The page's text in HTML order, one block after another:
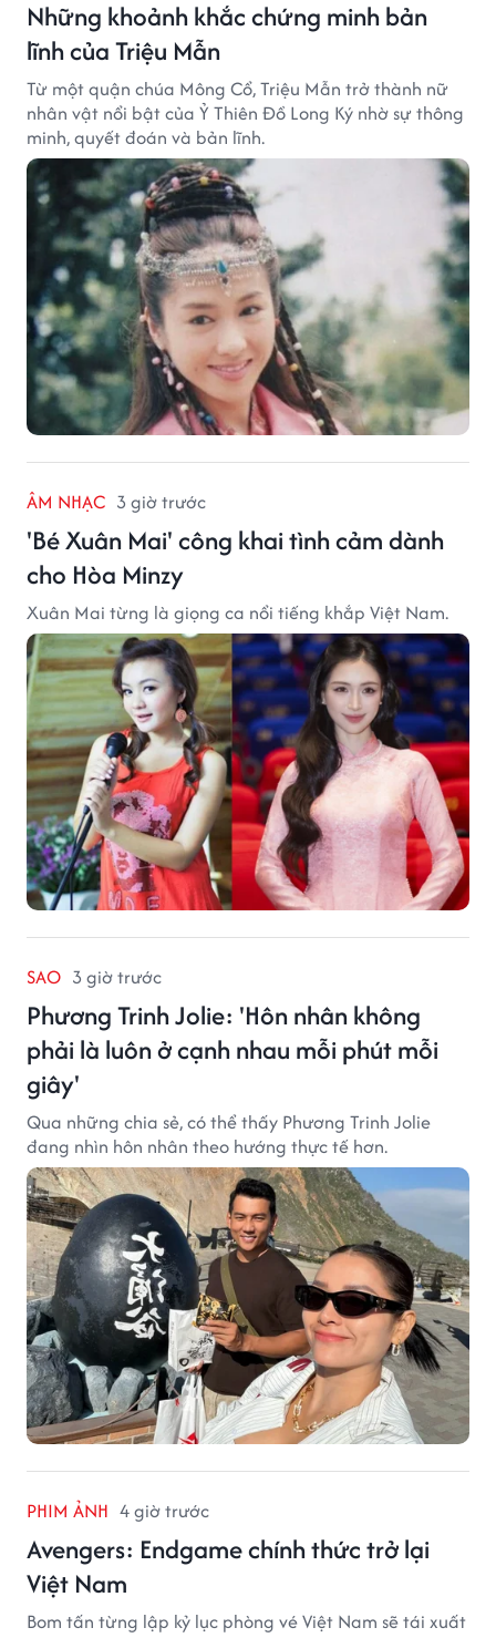
Những khoảnh khắc chứng minh bản
lĩnh của Triệu Mẫn
Từ một quận chúa Mông Cổ, Triệu Mẫn trở thành nữ
nhân vật nổi bật của Ỷ Thiên Đồ Long Ký nhờ sự thông
minh, quyết đoán và bản lĩnh.
ÂM NHẠC 3 giờ trước
'Bé Xuân Mai' công khai tình cảm dành
cho Hòa Minzy
Xuân Mai từng là giọng ca nổi tiếng khắp Việt Nam.
SAO 3 giờ trước
Phương Trinh Jolie: 'Hôn nhân không
phải là luôn ở cạnh nhau mỗi phút mỗi
giây'
Qua những chia sẻ, có thể thấy Phương Trinh Jolie
đang nhìn hôn nhân theo hướng thực tế hơn.
PHIM ẢNH 4 giờ trước
Avengers: Endgame chính thức trở lại
Việt Nam
Bom tấn từng lập kỷ lục phòng vé Việt Nam sẽ tái xuất